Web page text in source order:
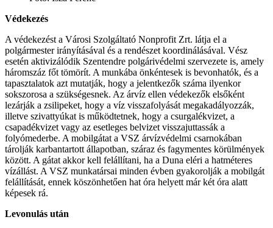
Védekezés
A védekezést a Városi Szolgáltató Nonprofit Zrt. látja el a
polgármester irányításával és a rendészet koordinálásával. Vész
esetén aktivizálódik Szentendre polgárivédelmi szervezete is, amely
háromszáz főt tömörít. A munkába önkéntesek is bevonhatók, és a
tapasztalatok azt mutatják, hogy a jelentkezők száma ilyenkor
sokszorosa a szükségesnek. Az árvíz ellen védekezők elsőként
lezárják a zsilipeket, hogy a víz visszafolyását megakadályozzák,
illetve szivattyúkat is működtetnek, hogy a csurgalékvizet, a
csapadékvizet vagy az esetleges belvizet visszajuttassák a
folyómederbe. A mobilgátat a VSZ árvízvédelmi csarnokában
tárolják karbantartott állapotban, száraz és fagymentes körülmények
között. A gátat akkor kell felállítani, ha a Duna eléri a hatméteres
vízállást. A VSZ munkatársai minden évben gyakorolják a mobilgát
felállítását, ennek köszönhetően hat óra helyett már két óra alatt
képesek rá.
Levonulás után